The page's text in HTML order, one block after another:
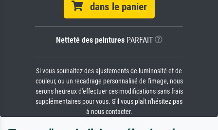
dans le panier
Netteté des peinturesPARFAIT
Si vous souhaitez des ajustements de luminosité et de
couleur, ou un recadrage personnalisé de l'image, nous
serons heureux d'effectuer ces modifications sans frais
supplémentaires pour vous. S'il vous plaît n'hésitez pas
à nous contacter.